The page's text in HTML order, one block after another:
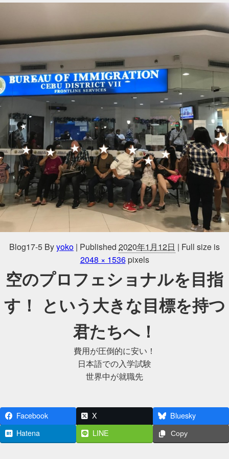
Blog17-5 Byyoko | Published 2020年1月12日 | Full size is
2048 × 1536pixels
空のプロフェショナルを目指
す！ という大きな目標を持つ
君たちへ！
費用が圧倒的に安い！
日本語での入学試験
世界中が就職先
Facebook X
Bluesky
Hatena
LINE Copy